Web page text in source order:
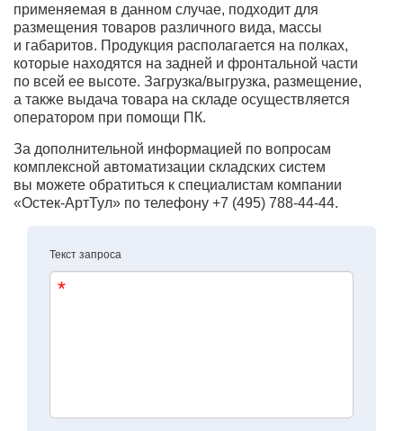
применяемая в данном случае, подходит для
размещения товаров различного вида, массы
и габаритов. Продукция располагается на полках,
которые находятся на задней и фронтальной части
по всей ее высоте. Загрузка/выгрузка, размещение,
а также выдача товара на складе осуществляется
оператором при помощи ПК.
За дополнительной информацией по вопросам
комплексной автоматизации складских систем
вы можете обратиться к специалистам компании
«Остек-АртТул» по телефону +7 (495) 788-44-44.
Текст запроса